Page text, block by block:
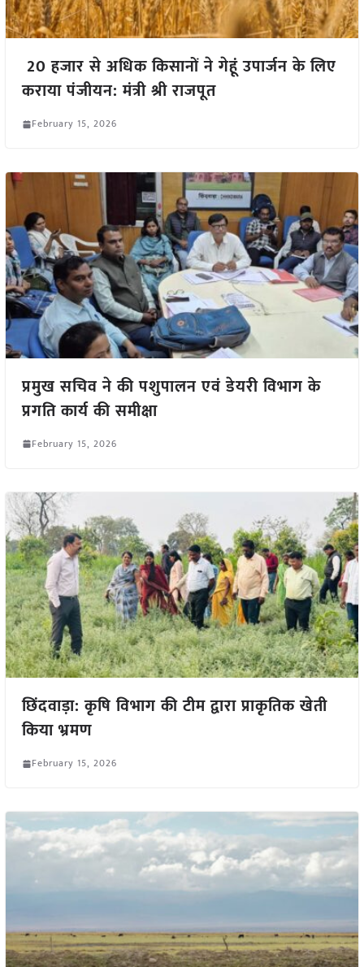
20 हजार से अधिक किसानों ने गेहूं उपार्जन के लिए
कराया पंजीयन: मंत्री श्री राजपूत
February 15, 2026
प्रमुख सचिव ने की पशुपालन एवं डेयरी विभाग के
प्रगति कार्य की समीक्षा
February 15, 2026
छिंदवाड़ा: कृषि विभाग की टीम द्वारा प्राकृतिक खेती
किया भ्रमण
February 15, 2026